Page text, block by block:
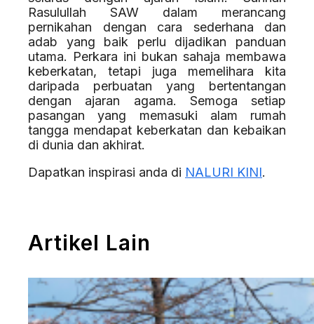
Rasulullah SAW dalam merancang
pernikahan dengan cara sederhana dan
adab yang baik perlu dijadikan panduan
utama. Perkara ini bukan sahaja membawa
keberkatan, tetapi juga memelihara kita
daripada perbuatan yang bertentangan
dengan ajaran agama. Semoga setiap
pasangan yang memasuki alam rumah
tangga mendapat keberkatan dan kebaikan
di dunia dan akhirat.
Dapatkan inspirasi anda di NALURI KINI.
Artikel Lain